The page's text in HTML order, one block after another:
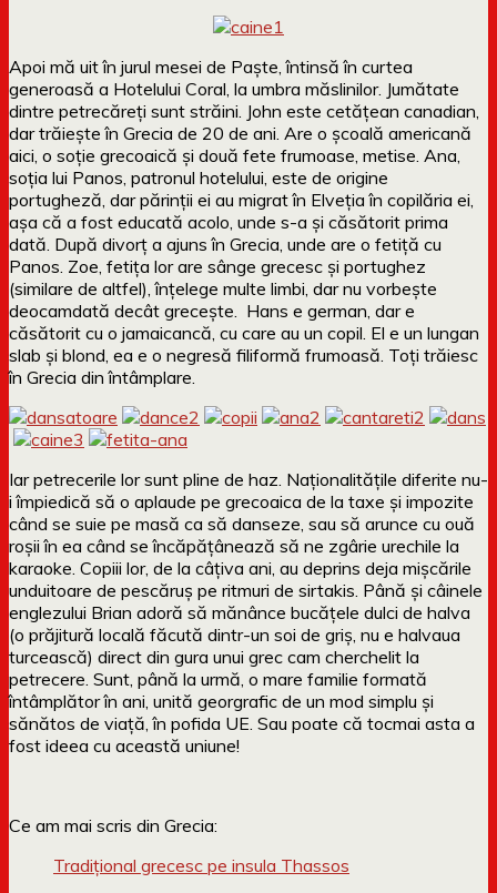
Apoi mă uit în jurul mesei de Paște, întinsă în curtea
generoasă a Hotelului Coral, la umbra măslinilor. Jumătate
dintre petrecăreți sunt străini. John este cetățean canadian,
dar trăiește în Grecia de 20 de ani. Are o școală americană
aici, o soție grecoaică și două fete frumoase, metise. Ana,
soția lui Panos, patronul hotelului, este de origine
portugheză, dar părinții ei au migrat în Elveția în copilăria ei,
așa că a fost educată acolo, unde s-a și căsătorit prima
dată. După divorț a ajuns în Grecia, unde are o fetiță cu
Panos. Zoe, fetița lor are sânge grecesc și portughez
(similare de altfel), înțelege multe limbi, dar nu vorbește
deocamdată decât grecește. Hans e german, dar e
căsătorit cu o jamaicancă, cu care au un copil. El e un lungan
slab și blond, ea e o negresă filiformă frumoasă. Toți trăiesc
în Grecia din întâmplare.
Iar petrecerile lor sunt pline de haz. Naționalitățile diferite nu-
i împiedică să o aplaude pe grecoaica de la taxe și impozite
când se suie pe masă ca să danseze, sau să arunce cu ouă
roșii în ea când se încăpățânează să ne zgârie urechile la
karaoke. Copiii lor, de la câțiva ani, au deprins deja mișcările
unduitoare de pescăruș pe ritmuri de sirtakis. Până și câinele
englezului Brian adoră să mănânce bucățele dulci de halva
(o prăjitură locală făcută dintr-un soi de griș, nu e halvaua
turcească) direct din gura unui grec cam cherchelit la
petrecere. Sunt, până la urmă, o mare familie formată
întâmplător în ani, unită georgrafic de un mod simplu și
sănătos de viață, în pofida UE. Sau poate că tocmai asta a
fost ideea cu această uniune!
Ce am mai scris din Grecia:
Tradițional grecesc pe insula Thassos